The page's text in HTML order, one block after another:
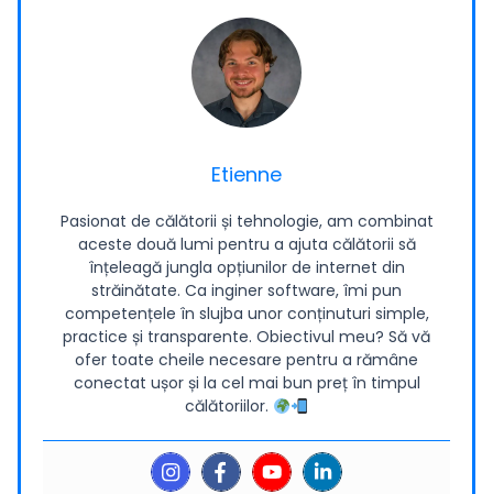
Etienne
Pasionat de călătorii și tehnologie, am combinat
aceste două lumi pentru a ajuta călătorii să
înțeleagă jungla opțiunilor de internet din
străinătate. Ca inginer software, îmi pun
competențele în slujba unor conținuturi simple,
practice și transparente. Obiectivul meu? Să vă
ofer toate cheile necesare pentru a rămâne
conectat ușor și la cel mai bun preț în timpul
călătoriilor.